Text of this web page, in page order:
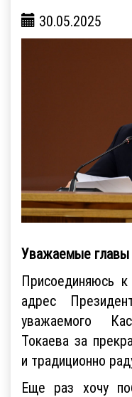
30.05.2025
Уважаемые главы
Присоединяюсь
адрес
уважаемого
Токаева за
и традиционно
Еще раз хочу